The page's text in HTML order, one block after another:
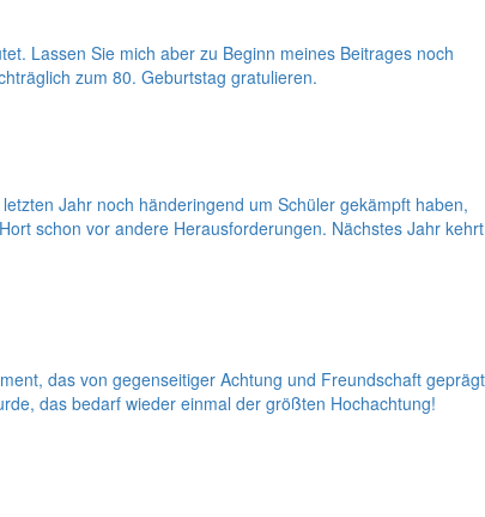
Lassen Sie mich aber zu Beginn meines Beitrages noch
zum 80. Geburtstag gratulieren.
Jahr noch händeringend um Schüler gekämpft haben,
schon vor andere Herausforderungen. Nächstes Jahr kehrt
das von gegenseitiger Achtung und Freundschaft geprägt
das bedarf wieder einmal der größten Hochachtung!